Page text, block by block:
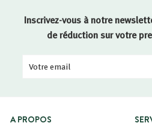
Inscrivez-vous à notre
de réduction sur votre
Votre
Inscription
A PROPOS